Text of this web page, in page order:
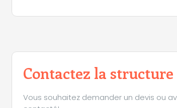
Contactez la structure
Vous souhaitez demander un devis ou